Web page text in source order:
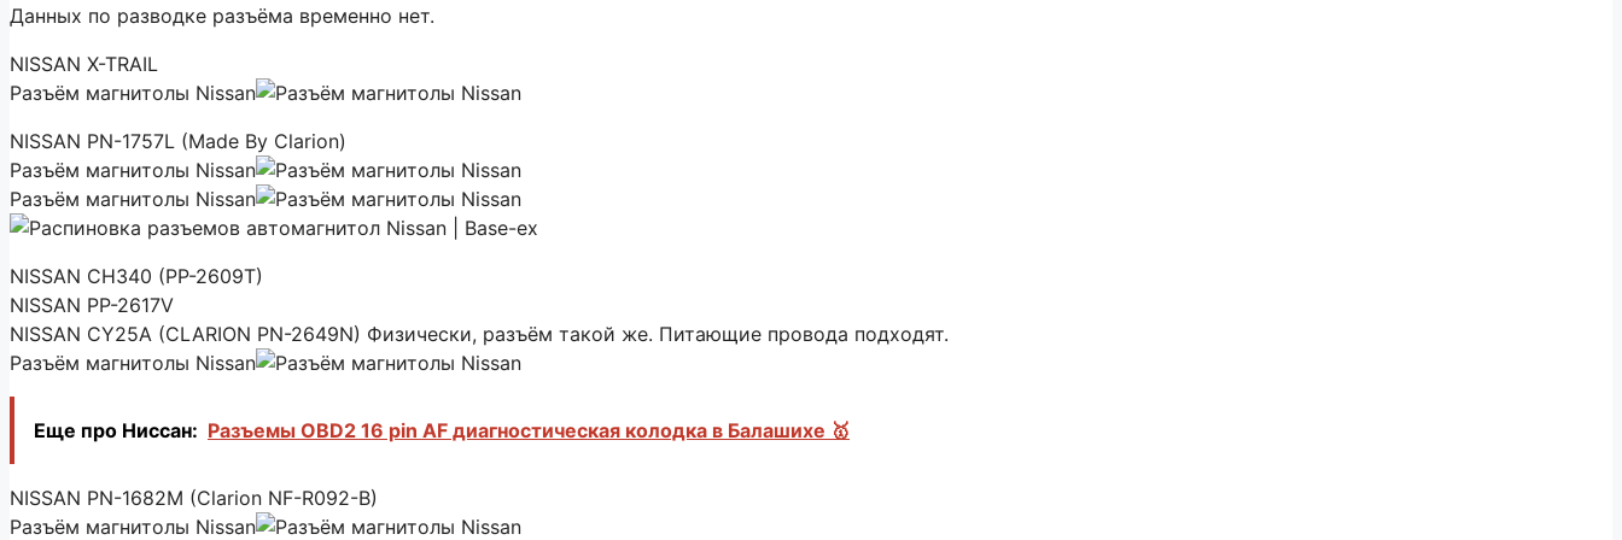
Данных по разводке разъёма временно нет.
NISSAN X-TRAIL
Разъём магнитолы Nissan
NISSAN PN-1757L (Made By Clarion)
Разъём магнитолы Nissan
Разъём магнитолы Nissan
NISSAN CH340 (PP-2609T)
NISSAN PP-2617V
NISSAN CY25A (CLARION PN-2649N) Физически, разъём такой же. Питающие провода подходят.
Разъём магнитолы Nissan
Еще про Ниссан: Разъемы OBD2 16 pin AF диагностическая колодка в Балашихе 🥇
NISSAN PN-1682M (Clarion NF-R092-B)
Разъём магнитолы Nissan